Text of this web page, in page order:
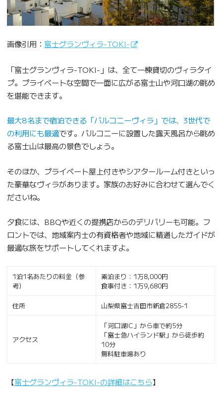
画像引用： 富士グランヴィラ-TOKI-
「富士グランヴィラ-TOKI-」は、全て一棟貸切のヴィラタイ
プ。プライベートな空間で一面に広がる富士山や河口湖の眺め
を堪能できます。
最大8名まで宿泊できる「バルコニーヴィラ」では、3世代で
の利用にも最適です。バルコニーに設置した露天風呂から眺め
る富士山は最高の景色でしょう。
そのほか、プライベート屋上付きやシアタールーム付きといっ
た豪華なヴィラがあります。家族のお好みに合わせて選んでく
ださいね。
夕食には、BBQや近くの提携店からのデリバリーも可能。フ
ロントでは、地域案内士の有資格者や地域に精通したガイドが
最適な旅をサポートしてくれますよ。
1泊1名あたりの料金（参
考）
素泊まり：1万8,000円
食事付き：1万9,680円
住所 山梨県富士吉田市新倉2855-1
アクセス
「河口湖IC」から車で約5分
「富士急ハイランド駅」から徒歩約
10分
無料駐車場あり
【富士グランヴィラ-TOKI-の詳細はこちら】